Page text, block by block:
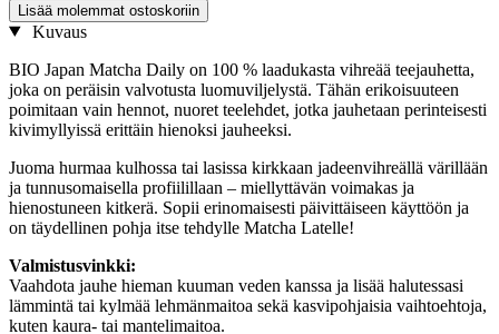
Lisää molemmat ostoskoriin
Kuvaus
BIO Japan Matcha Daily on 100 % laadukasta vihreää teejauhetta,
joka on peräisin valvotusta luomuviljelystä. Tähän erikoisuuteen
poimitaan vain hennot, nuoret teelehdet, jotka jauhetaan perinteisesti
kivimyllyissä erittäin hienoksi jauheeksi.
Juoma hurmaa kulhossa tai lasissa kirkkaan jadeenvihreällä värillään
ja tunnusomaisella profiilillaan – miellyttävän voimakas ja
hienostuneen kitkerä. Sopii erinomaisesti päivittäiseen käyttöön ja
on täydellinen pohja itse tehdylle Matcha Latelle!
Valmistusvinkki:
Vaahdota jauhe hieman kuuman veden kanssa ja lisää halutessasi
lämmintä tai kylmää lehmänmaitoa sekä kasvipohjaisia vaihtoehtoja,
kuten kaura- tai mantelimaitoa.